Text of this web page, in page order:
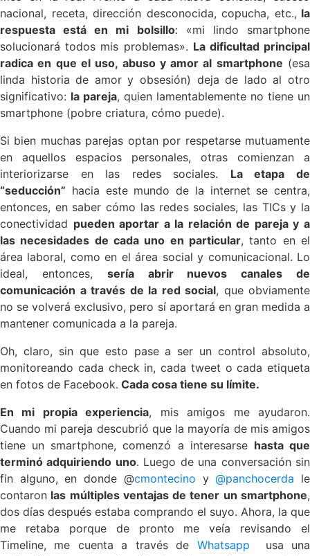
nacional, receta, dirección desconocida, copucha, etc., la
respuesta está en mi bolsillo: «mi lindo smartphone
solucionará todos mis problemas». La dificultad principal
radica en que el uso, abuso y amor al smartphone (esa
linda historia de amor y obsesión) deja de lado al otro
significativo: la pareja, quien lamentablemente no tiene un
smartphone (pobre criatura, cómo puede).
Si bien muchas parejas optan por respetarse mutuamente
en aquellos espacios personales, otras comienzan a
interiorizarse en las redessociales. La etapa de
“seducción” hacia este mundo de la internet se centra,
entonces, en saber cómo las redes sociales, las TICs y la
conectividad pueden aportar a la relación de pareja y a
las necesidades de cada uno en particular, tanto en el
área laboral, como en el área social y comunicacional. Lo
ideal, entonces, sería abrir nuevos canales de
comunicación a través de la red social, que obviamente
no se volverá exclusivo, pero sí aportará en gran medida a
mantener comunicada a la pareja.
Oh, claro, sin que esto pase a ser un control absoluto,
monitoreando cada check in, cada tweet o cada etiqueta
en fotos de Facebook. Cada cosa tiene su límite.
En mi propia experiencia, mis amigos me ayudaron.
Cuando mi pareja descubrió que la mayoría de mis amigos
tiene un smartphone, comenzó a interesarse hasta que
terminó adquiriendo uno. Luego de una conversación sin
fin alguno, en donde @cmontecino y@panchocerda le
contaron las múltiples ventajas de tener un smartphone,
dos días después estaba comprando el suyo. Ahora, la que
me retaba porque de pronto me veía revisando el
Timeline, me cuenta a través de Whatsapp usa una